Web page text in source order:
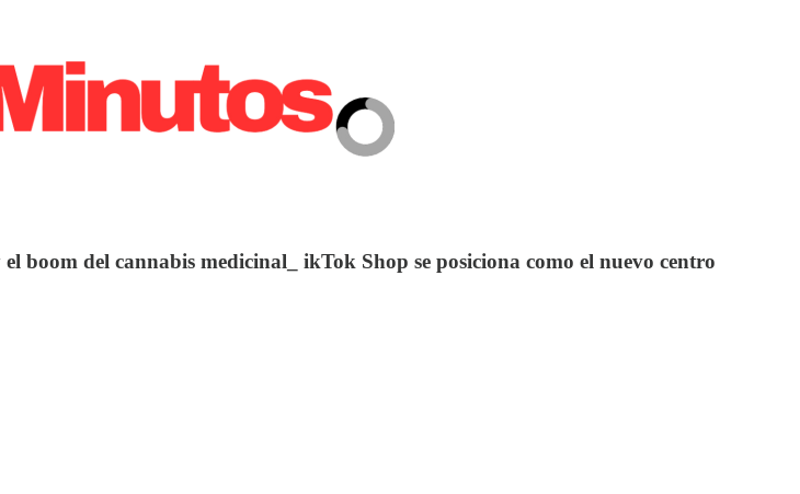
boom del cannabis medicinal_ ikTok Shop se posiciona como el nuevo centro